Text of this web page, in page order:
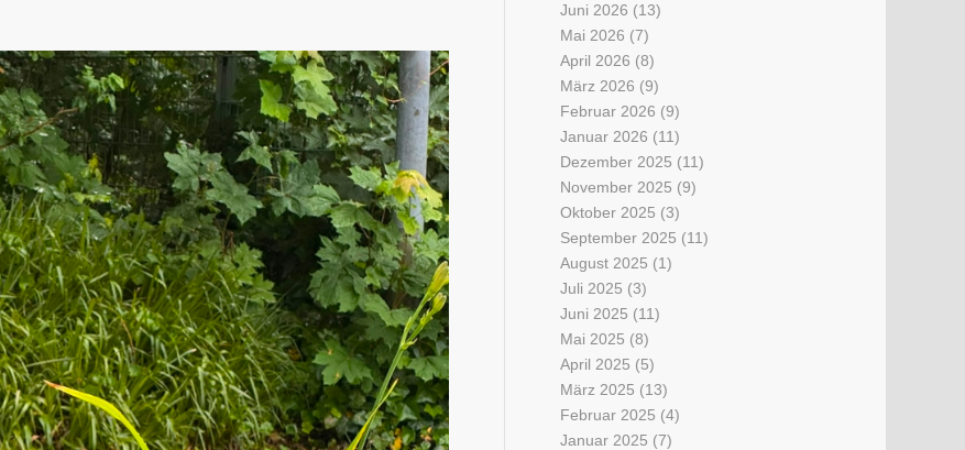
Juni 2026 (13)
Mai 2026 (7)
April 2026 (8)
März 2026 (9)
Februar 2026 (9)
Januar 2026 (11)
Dezember 2025 (11)
November 2025 (9)
Oktober 2025 (3)
September 2025 (11)
August 2025 (1)
Juli 2025 (3)
Juni 2025 (11)
Mai 2025 (8)
April 2025 (5)
März 2025 (13)
Februar 2025 (4)
Januar 2025 (7)